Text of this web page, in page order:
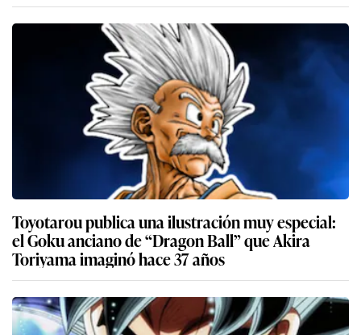
Toyotarou publica una ilustración muy especial:
el Goku anciano de “Dragon Ball” que Akira
Toriyama imaginó hace 37 años